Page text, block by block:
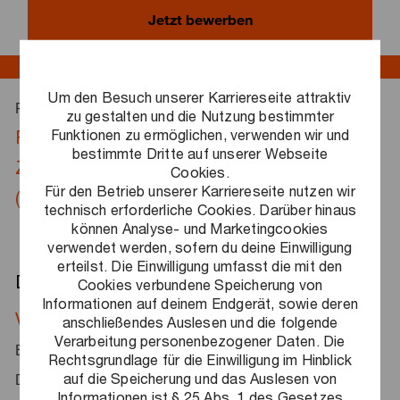
Um den Besuch unserer Karriereseite attraktiv
zu gestalten und die Nutzung bestimmter
Funktionen zu ermöglichen, verwenden wir und
bestimmte Dritte auf unserer Webseite
Cookies.
Für den Betrieb unserer Karriereseite nutzen wir
technisch erforderliche Cookies. Darüber hinaus
können Analyse- und Marketingcookies
verwendet werden, sofern du deine Einwilligung
erteilst. Die Einwilligung umfasst die mit den
Cookies verbundene Speicherung von
Informationen auf deinem Endgerät, sowie deren
anschließendes Auslesen und die folgende
Verarbeitung personenbezogener Daten. Die
Rechtsgrundlage für die Einwilligung im Hinblick
auf die Speicherung und das Auslesen von
Jetzt bewerben
Für unseren Geschäftsbereich Risk &
Regulatorysuchen wir dich zumnächstmöglichen
Zeitpunkt
Manager Digital Construction
(w/m/d).
Das erwartet dich
Vielfältigkeit- Du begleitest führende internationale
Bau- und Infrastrukturprojekte in allen Phasen der
Digitalisierung – von der Strategiefindung bis hin zur